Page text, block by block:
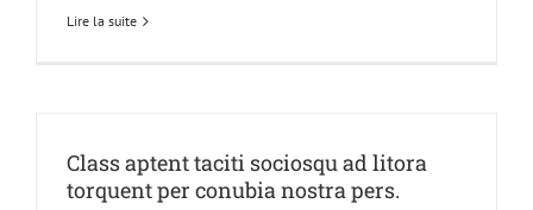
Lire la suite
Class aptent taciti sociosqu ad litora
torquent per conubia nostra pers.